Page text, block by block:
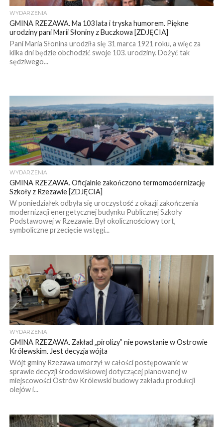
WYDARZENIA
GMINA RZEZAWA. Ma 103 lata i tryska humorem. Piękne
urodziny pani Marii Słoniny z Buczkowa [ZDJĘCIA]
Pani Maria Słonina urodziła się 31 marca 1921 roku, a więc za
kilka dni będzie obchodzić swoje 103. urodziny. Dożyć tak
sędziwego...
WYDARZENIA
GMINA RZEZAWA. Oficjalnie zakończono termomodernizację
Szkoły z Rzezawie [ZDJĘCIA]
W poniedziałek odbyła się uroczystość z okazji zakończenia
modernizacji energetycznej budynku Publicznej Szkoły
Podstawowej w Rzezawie. Był okolicznościowy tort,
symboliczne przecięcie wstęgi...
WYDARZENIA
GMINA RZEZAWA. Zakład „pirolizy” nie powstanie w Ostrowie
Królewskim. Jest decyzja wójta
Wójt gminy Rzezawa umorzył w całości postępowanie w
sprawie decyzji środowiskowej dotyczącej planowanej w
miejscowości Ostrów Królewski budowy zakładu produkcji
olejów i...